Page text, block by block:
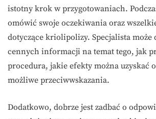
istotny krok w przygotowaniach.
omówić swoje oczekiwania oraz
dotyczące kriolipolizy. Specjalista może
cennych informacji na temat tego, jak
procedura, jakie efekty można uzyskać
możliwe przeciwwskazania.
Dodatkowo, dobrze jest zadbać o